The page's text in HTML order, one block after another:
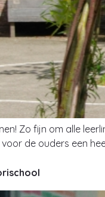
Zo fijn om alle
de ouders een